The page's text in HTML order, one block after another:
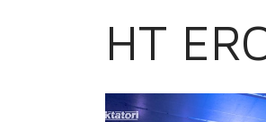
MOJ PROFIL
HT